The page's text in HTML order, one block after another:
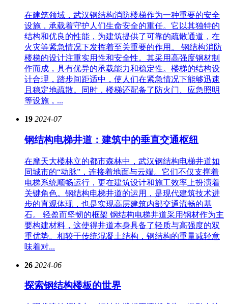
在建筑领域，武汉钢结构消防楼梯作为一种重要的安全
设施，承载着守护人们生命安全的重任。它以其独特的
结构和优良的性能，为建筑提供了可靠的疏散通道，在
火灾等紧急情况下发挥着至关重要的作用。 钢结构消防
楼梯的设计注重实用性和安全性。其采用高强度钢材制
作而成，具有优异的承载能力和稳定性。楼梯的结构设
计合理，踏步间距适中，使人们在紧急情况下能够迅速
且稳定地疏散。同时，楼梯还配备了防火门、应急照明
等设施，...
19 2024-07
钢结构电梯井道：建筑中的垂直交通枢纽
在摩天大楼林立的都市森林中，武汉钢结构电梯井道如
同城市的“动脉”，连接着地面与云端。它们不仅支撑着
电梯系统顺畅运行，更在建筑设计和施工效率上扮演着
关键角色。钢结构电梯井道的运用，是现代建筑技术进
步的直观体现，也是实现高层建筑内部交通流畅的基
石。 轻盈而坚韧的框架 钢结构电梯井道采用钢材作为主
要构建材料，这使得井道本身具备了轻质与高强度的双
重优势。相较于传统混凝土结构，钢结构的重量减轻意
味着对...
26 2024-06
探索钢结构楼板的世界